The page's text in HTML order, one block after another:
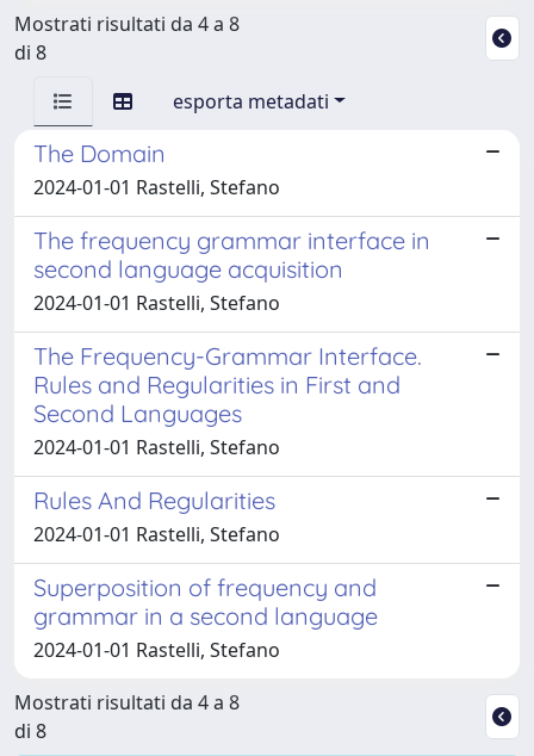
Mostrati risultati da 4 a 8
di 8
esporta metadati
The Domain
2024-01-01 Rastelli, Stefano
The frequency grammar interface in
second language acquisition
2024-01-01 Rastelli, Stefano
The Frequency-Grammar Interface.
Rules and Regularities in First and
Second Languages
2024-01-01 Rastelli, Stefano
Rules And Regularities
2024-01-01 Rastelli, Stefano
Superposition of frequency and
grammar in a second language
2024-01-01 Rastelli, Stefano
Mostrati risultati da 4 a 8
di 8